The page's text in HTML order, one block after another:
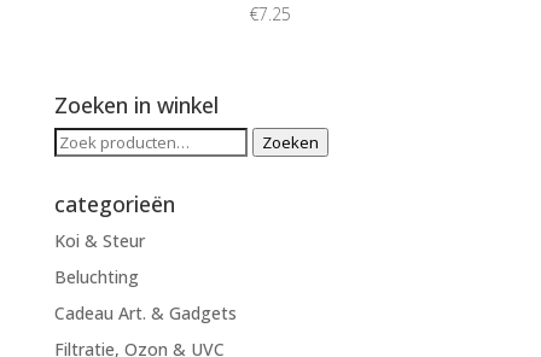
€7.25
Zoeken in winkel
Zoeken
Zoeken
categorieën
Koi & Steur
Beluchting
Cadeau Art. & Gadgets
Filtratie, Ozon & UVC